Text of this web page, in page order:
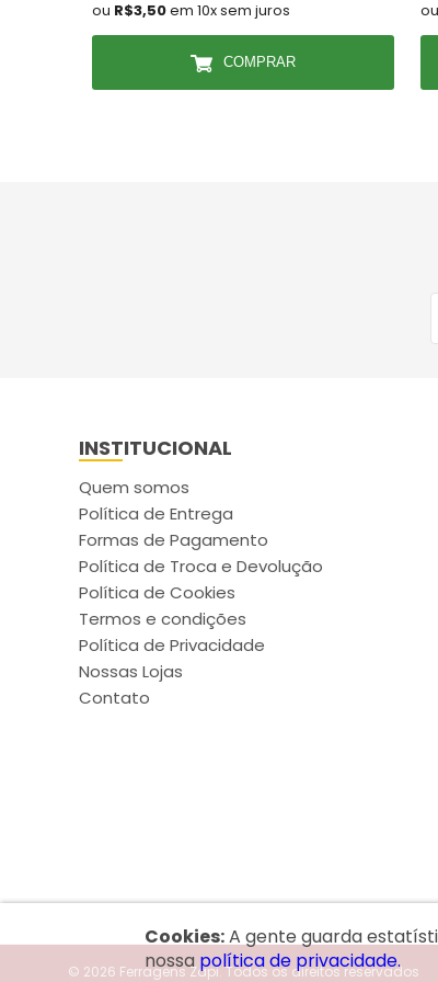
ou R$3,50em 10x sem juros
COMPRAR
ou
INSTITUCIONAL
Quem somos
Política de Entrega
Formas de Pagamento
Política de Troca e Devolução
Política de Cookies
Termos e condições
Política de Privacidade
Nossas Lojas
Contato
Cookies:A gente guarda
nossapolítica de privacidade.
© 2026 Ferragens Zapi.Todos os direitos reservados